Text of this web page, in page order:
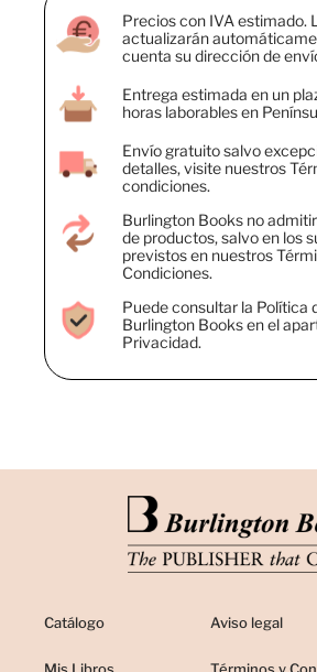
Precios con IVA estimado.
actualizarán
cuenta su dirección de
Entrega estimada en un
horas laborables en
Envío gratuito salvo
detalles, visite nuestros
condiciones.
Burlington Books no
de productos, salvo en los
previstos en nuestros
Condiciones.
Puede consultar la Política
Burlington Books en el
Privacidad.
Catálogo Aviso legal